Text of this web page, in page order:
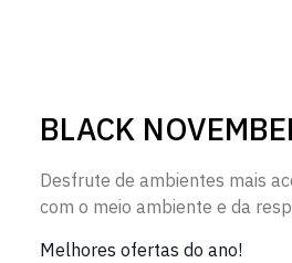
BLACK
Desfrute de ambientes mais
com o meio ambiente e da
Melhores ofertas do ano!